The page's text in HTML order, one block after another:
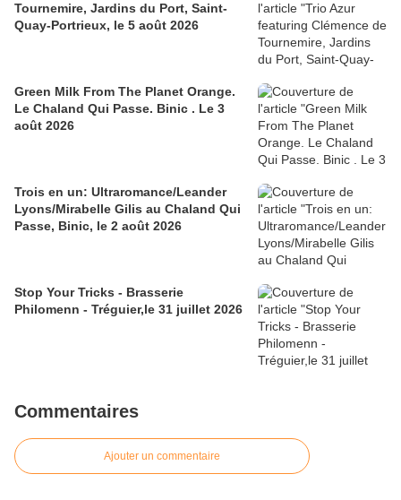
Tournemire, Jardins du Port, Saint-
Quay-Portrieux, le 5 août 2026
Green Milk From The Planet Orange.
Le Chaland Qui Passe. Binic . Le 3
août 2026
Trois en un: Ultraromance/Leander
Lyons/Mirabelle Gilis au Chaland Qui
Passe, Binic, le 2 août 2026
Stop Your Tricks - Brasserie
Philomenn - Tréguier,le 31 juillet 2026
Commentaires
Ajouter un commentaire